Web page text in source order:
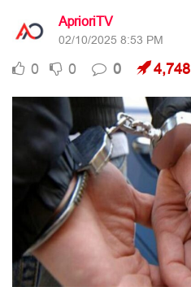
AprioriTV
02/10/2025 8:53 PM
0 0 0 4,748